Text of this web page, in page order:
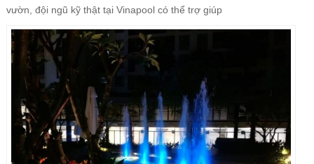
vườn, đội ngũ kỹ thật tại Vinapool có thể trợ giúp